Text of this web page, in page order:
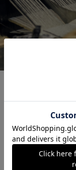
COURTのカ
って織った「
織機で織られ
トは国内生産